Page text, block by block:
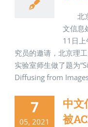
北
文信息
11日上
究员的邀请，北京理
实验室师生做了题为
Diffusing from
7
05, 2021
中文
被